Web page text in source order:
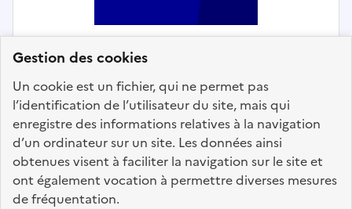
Gestion des cookies
Un cookie est un fichier, qui ne permet pas
l’identification de l’utilisateur du site, mais qui
enregistre des informations relatives à la navigation
d’un ordinateur sur un site. Les données ainsi
obtenues visent à faciliter la navigation sur le site et
ont également vocation à permettre diverses mesures
de fréquentation.
Enseignant Eveil Musique et Danse
(Dumiste) (h/f) - Villetaneuse
Enseignement et formation
Localisation :
Seine Saint-Denis(93)
Fonction publique :
Fonction publique Territoriale